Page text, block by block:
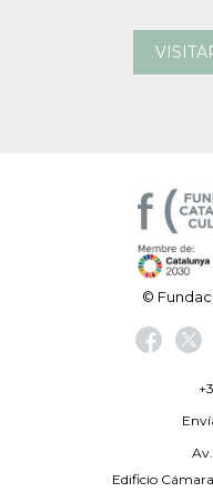
©
Edificio